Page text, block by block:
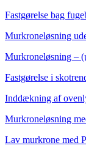
Fastgørelse bag
Murkroneløsning
Murkroneløsning –
Fastgørelse i
Inddækning af
Murkroneløsning
Lav murkrone med